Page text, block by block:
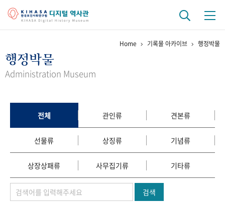
걸어온 길 기관 변천사
정책과 연구 키워드로 보는 연구 역사
연구자들
간행물 변천사
기록물 아카이브
사진 아카이브 문서 기록물 행정박물 영상 기록물
Home 기록물 아카이브 행정박물
행정박물
Administration Museum
전체 관인류 견본류
선물류 상징류 기념류
상장상패류 사무집기류 기타류
검색